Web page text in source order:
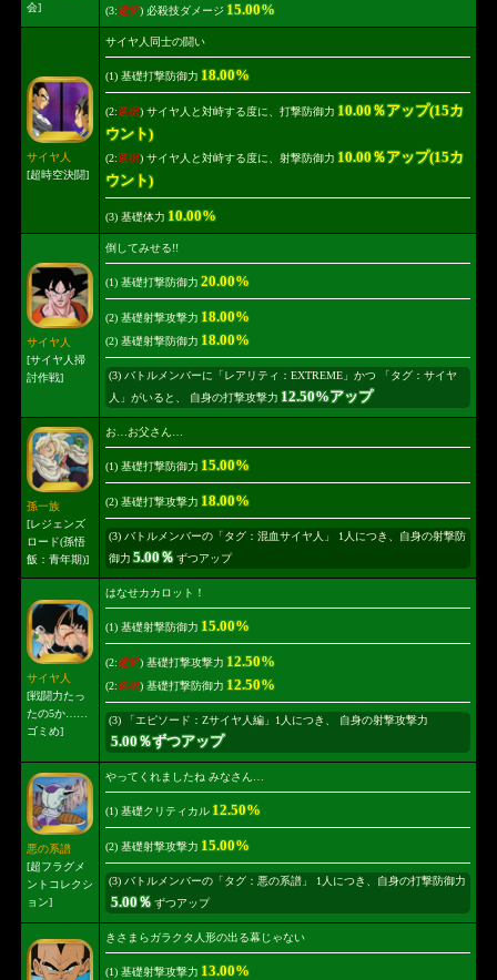
会]
(3:選択) 必殺技ダメージ 15.00%
サイヤ人
[超時空決闘]
サイヤ人同士の闘い
(1) 基礎打撃防御力 18.00%
(2:選択) サイヤ人と対峙する度に、打撃防御力 10.00％アップ(15カ
ウント)
(2:選択) サイヤ人と対峙する度に、射撃防御力 10.00％アップ(15カ
ウント)
(3) 基礎体力 10.00%
サイヤ人
[サイヤ人掃
討作戦]
倒してみせる!!
(1) 基礎打撃防御力 20.00%
(2) 基礎射撃攻撃力 18.00%
(2) 基礎射撃防御力 18.00%
(3) バトルメンバーに「レアリティ：EXTREME」かつ 「タグ：サイヤ
人」がいると、 自身の打撃攻撃力 12.50%アップ
孫一族
[レジェンズ
ロード(孫悟
飯：青年期)]
お…お父さん…
(1) 基礎打撃防御力 15.00%
(2) 基礎打撃攻撃力 18.00%
(3) バトルメンバーの「タグ：混血サイヤ人」 1人につき、自身の射撃防
御力 5.00％ずつアップ
サイヤ人
[戦闘力たっ
たの5か……
ゴミめ]
はなせカカロット！
(1) 基礎射撃防御力 15.00%
(2:選択) 基礎打撃攻撃力 12.50%
(2:選択) 基礎打撃防御力 12.50%
(3) 「エピソード：Zサイヤ人編」1人につき、 自身の射撃攻撃力
5.00％ずつアップ
悪の系譜
[超フラグメ
ントコレクシ
ョン]
やってくれましたね みなさん…
(1) 基礎クリティカル 12.50%
(2) 基礎射撃攻撃力 15.00%
(3) バトルメンバーの「タグ：悪の系譜」 1人につき、自身の打撃防御力
5.00％ずつアップ
きさまらガラクタ人形の出る幕じゃない
(1) 基礎射撃攻撃力 13.00%